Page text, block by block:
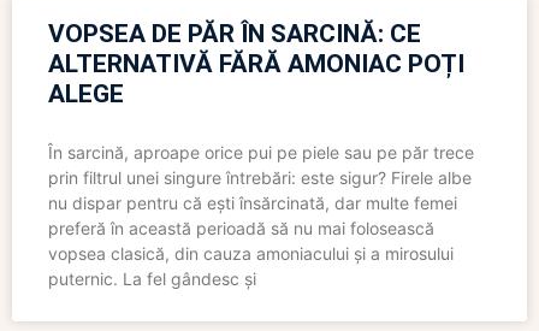
VOPSEA DE PĂR ÎN SARCINĂ: CE
ALTERNATIVĂ FĂRĂ AMONIAC POȚI
ALEGE
În sarcină, aproape orice pui pe piele sau pe păr trece
prin filtrul unei singure întrebări: este sigur? Firele albe
nu dispar pentru că ești însărcinată, dar multe femei
preferă în această perioadă să nu mai folosească
vopsea clasică, din cauza amoniacului și a mirosului
puternic. La fel gândesc și